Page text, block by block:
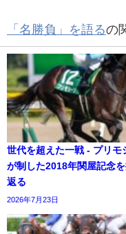
「名勝負」を語るの
世代を超えた一戦 - プリモ
が制した2018年関屋記念を
返る
2026年7月23日